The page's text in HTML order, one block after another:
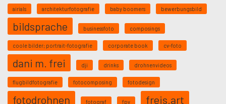
airials architekturfotografie baby boomers bewerbungsbild
bildsprache businessfoto composings
coole bilder; portrait-fotografie corporate book cv-foto
dani m. frei dji drinks drohnenvideos
flugbildfotografie fotocomposing fotodesign
fotodrohnen fotograf fpv freis.art